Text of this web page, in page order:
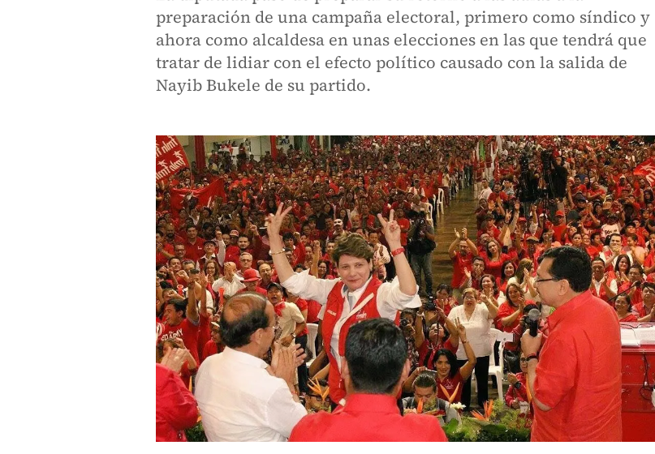
preparación de una campaña electoral, primero como síndico y
ahora como alcaldesa en unas elecciones en las que tendrá que
tratar de lidiar con el efecto político causado con la salida de
Nayib Bukele de su partido.